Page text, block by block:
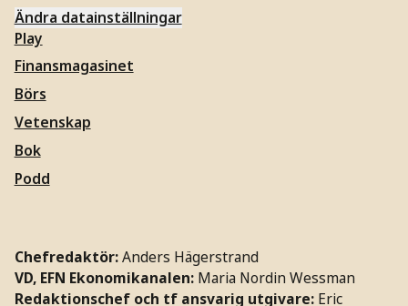
Ändra datainställningar
Play
Finansmagasinet
Börs
Vetenskap
Bok
Podd
Chefredaktör:Anders Hägerstrand
VD, EFN Ekonomikanalen: Maria Nordin Wessman
Redaktionschef och tf ansvarig utgivare: Eric